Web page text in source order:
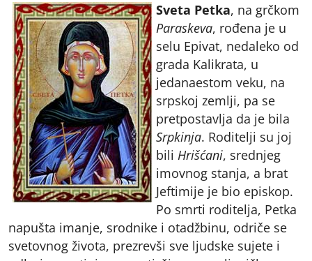
Sveta Petka, na grčkom
Paraskeva, rođena je u
selu Epivat, nedaleko od
grada Kalikrata, u
jedanaestom veku, na
srpskoj zemlji, pa se
pretpostavlja da je bila
Srpkinja. Roditelji su joj
bili Hrišćani, srednjeg
imovnog stanja, a brat
Jeftimije je bio episkop.
Po smrti roditelja, Petka
napušta imanje, srodnike i otadžbinu, odriče se
svetovnog života, prezrevši sve ljudske sujete i